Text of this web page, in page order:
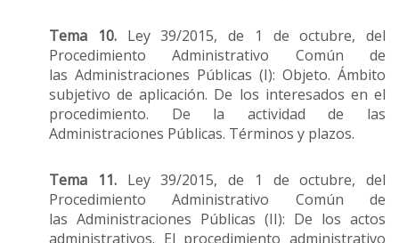
Tema 10.Ley 39/2015, de 1 de octubre, del
Procedimiento Administrativo Común de
las Administraciones Públicas (I): Objeto. Ámbito
subjetivo de aplicación. De los interesados en el
procedimiento. De la actividad de las
Administraciones Públicas. Términos y plazos.
Tema 11.Ley 39/2015, de 1 de octubre, del
Procedimiento Administrativo Común de
las Administraciones Públicas (II): De los actos
administrativos. El procedimiento administrativo